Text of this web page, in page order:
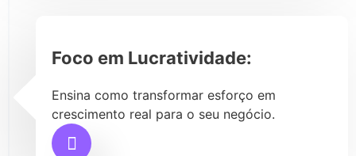
Foco em Lucratividade:
Ensina como transformar esforço em
crescimento real para o seu negócio.